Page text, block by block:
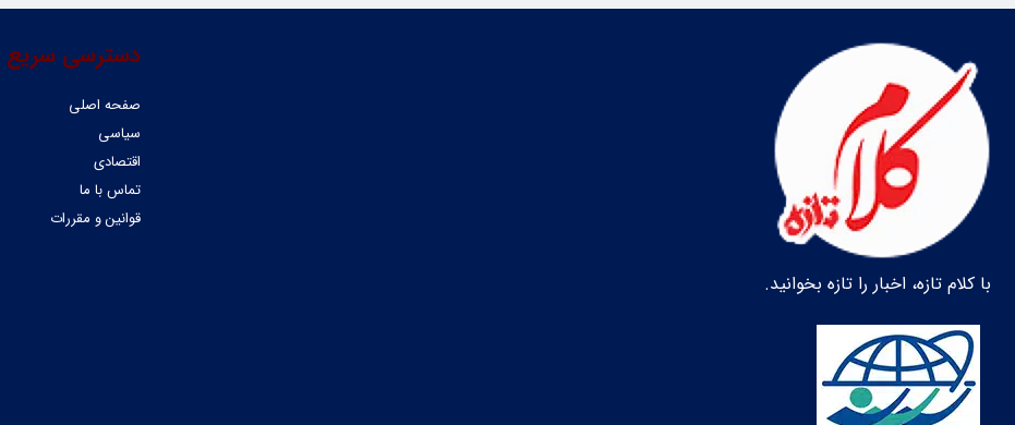
با کلام تازه، اخبار را تازه بخوانید.
دسترسی سریع
صفحه اصلی
سیاسی
اقتصادی
تماس با ما
قوانین و مقررات